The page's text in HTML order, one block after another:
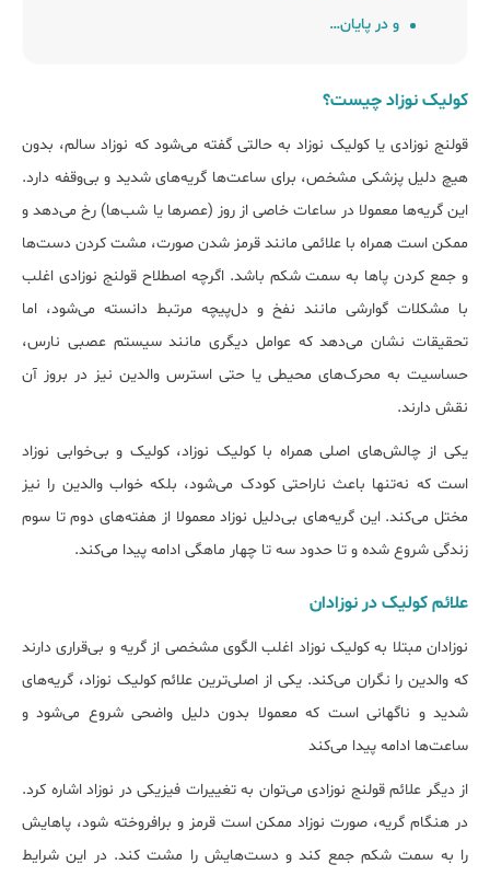
و در پایان…
کولیک نوزاد چیست؟
قولنج نوزادی یا کولیک نوزاد به حالتی گفته می‌شود که نوزاد سالم، بدون
هیچ دلیل پزشکی مشخص، برای ساعت‌ها گریه‌های شدید و بی‌وقفه دارد.
این گریه‌ها معمولا در ساعات خاصی از روز (عصرها یا شب‌ها) رخ می‌دهد و
ممکن است همراه با علائمی مانند قرمز شدن صورت، مشت کردن دست‌ها
و جمع کردن پاها به سمت شکم باشد. اگرچه اصطلاح قولنج نوزادی اغلب
با مشکلات گوارشی مانند نفخ و دل‌پیچه مرتبط دانسته می‌شود، اما
تحقیقات نشان می‌دهد که عوامل دیگری مانند سیستم عصبی نارس،
حساسیت به محرک‌های محیطی یا حتی استرس والدین نیز در بروز آن
نقش دارند.
یکی از چالش‌های اصلی همراه با کولیک نوزاد، کولیک و بی‌خوابی نوزاد
است که نه‌تنها باعث ناراحتی کودک می‌شود، بلکه خواب والدین را نیز
مختل می‌کند. این گریه‌های بی‌دلیل نوزاد معمولا از هفته‌های دوم تا سوم
زندگی شروع شده و تا حدود سه تا چهار ماهگی ادامه پیدا می‌کند.
علائم کولیک در نوزادان
نوزادان مبتلا به کولیک نوزاد اغلب الگوی مشخصی از گریه و بی‌قراری دارند
که والدین را نگران می‌کند. یکی از اصلی‌ترین علائم کولیک نوزاد، گریه‌های
شدید و ناگهانی است که معمولا بدون دلیل واضحی شروع می‌شود و
ساعت‌ها ادامه پیدا می‌کند
از دیگر علائم قولنج نوزادی می‌توان به تغییرات فیزیکی در نوزاد اشاره کرد.
در هنگام گریه، صورت نوزاد ممکن است قرمز و برافروخته شود، پاهایش
را به سمت شکم جمع کند و دست‌هایش را مشت کند. در این شرایط